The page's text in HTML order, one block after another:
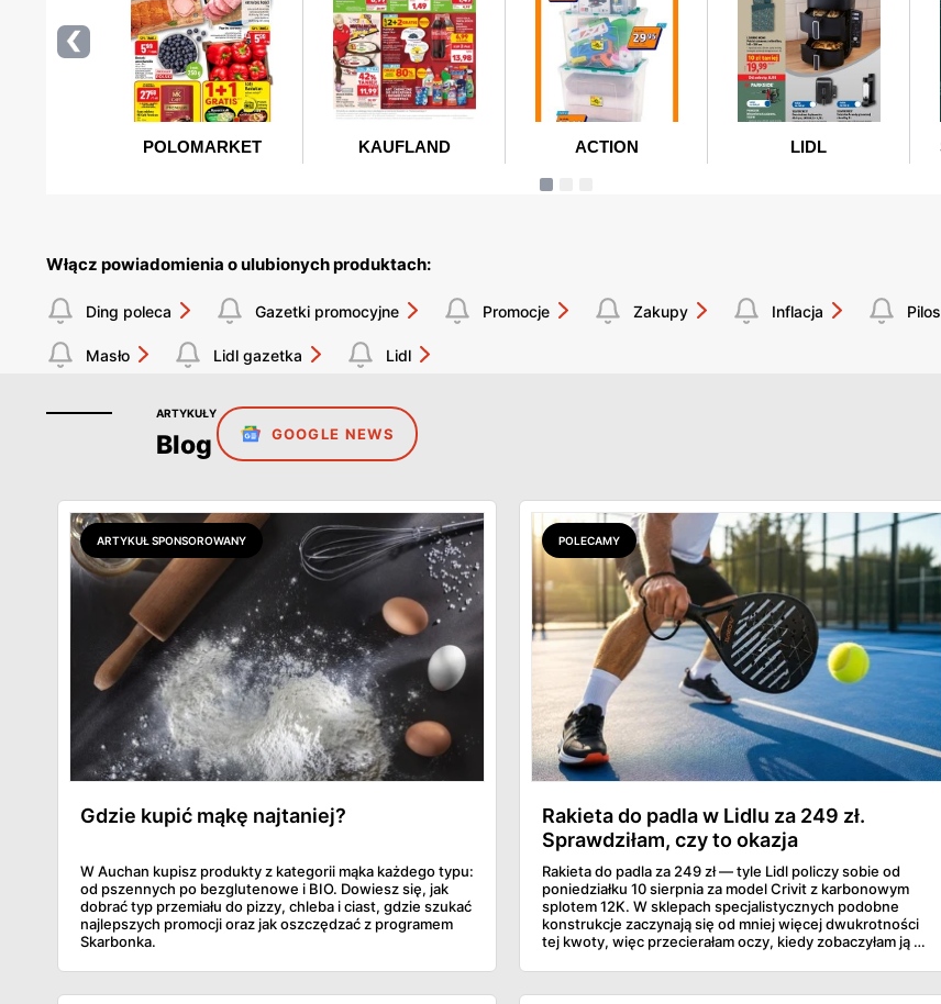
Włącz powiadomienia o ulubionych produktach:
Ding poleca Gazetki promocyjne Promocje Zakupy Inflacja Pilos
Masło Lidl gazetka Lidl
ARTYKUŁY
Blog GOOGLE NEWS
ARTYKUŁ SPONSOROWANY
Gdzie kupić mąkę najtaniej?
W Auchan kupisz produkty z kategorii mąka każdego typu:
od pszennych po bezglutenowe i BIO. Dowiesz się, jak
dobrać typ przemiału do pizzy, chleba i ciast, gdzie szukać
najlepszych promocji oraz jak oszczędzać z programem
Skarbonka.
POLECAMY
Rakieta do padla w Lidlu za 249 zł.
Sprawdziłam, czy to okazja
Rakieta do padla za 249 zł — tyle Lidl policzy sobie od
poniedziałku 10 sierpnia za model Crivit z karbonowym
splotem 12K. W sklepach specjalistycznych podobne
konstrukcje zaczynają się od mniej więcej dwukrotności
tej kwoty, więc przecierałam oczy, kiedy zobaczyłam ją w
najszybciej rosnący sport w Polsce: kortów przybywa
lawinowo, a chętnych jeszcze szybciej. Sprawdziłam, co